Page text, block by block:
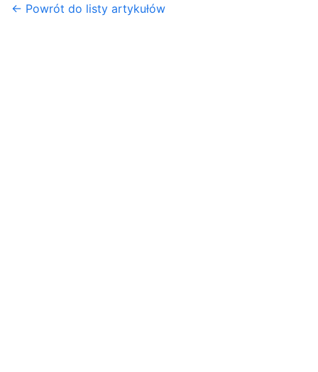
← Powrót do listy artykułów